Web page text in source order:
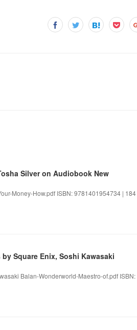
Silver on Audiobook New
Money-How.pdf ISBN: 9781401954734 | 184
Square Enix, Soshi Kawasaki
Balan-Wonderworld-Maestro-of.pdf ISBN: